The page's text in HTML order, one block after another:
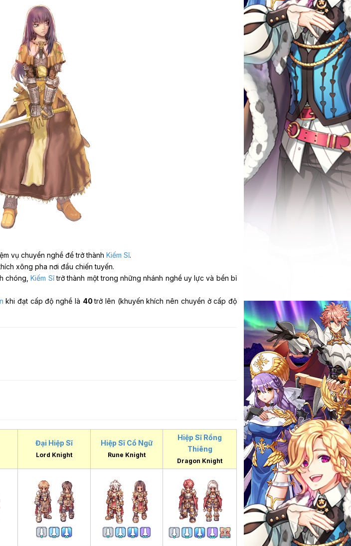
vụ chuyển nghề để trở thành Kiếm Sĩ.
xông pha nơi đầu chiến tuyến.
chóng,Kiếm Sĩtrở thành một trong những nhánh nghề uy lực và bền bỉ
khi đạt cấp độ nghề là 40trở lên (khuyến khích nên chuyển ở cấp độ
Đại Hiệp Sĩ
Lord Knight
Hiệp Sĩ Cổ Ngữ
Rune Knight
Hiệp Sĩ Rồng
Thiêng
Dragon Knight